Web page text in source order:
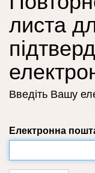
листа
Введіть Вашу
Електронна